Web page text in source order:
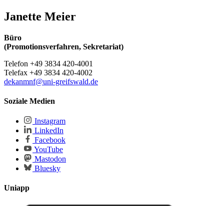
Janette Meier
Büro
(Promotionsverfahren, Sekretariat)
Telefon +49 3834 420-4001
Telefax +49 3834 420-4002
dekanmnf@uni-greifswald.de
Soziale Medien
Instagram
LinkedIn
Facebook
YouTube
Mastodon
Bluesky
Uniapp